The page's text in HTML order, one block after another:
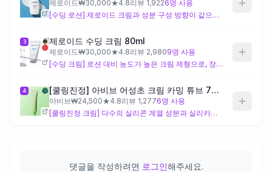
제로이드₩30,000★4.8리뷰 1,9226명 사용
[수딩 로션] 제로이드 크림과 성분 구성 방향이 같으면서 제형만 로션으로 가벼운 선택지로, 여름철 유분이 부담스러운 민감 지성 피부에 무거운 마무리 없이 진정 단계를 마치고 싶을 때 적합해요. 크림 대비 텍스처가 묽어 보습 지속감이 상대적으로 낮을 수 있어, 실내 에어컨 등 건조 환경이 잦은 경우에는 크림과의 비교 사용이 도움이 될 수 있어요.
3 제로이드 수딩 크림 80ml
제로이드₩30,000★4.8리뷰 2,9809명 사용
[수딩 크림] 로션 대비 농도가 높은 크림 제형으로, 장벽 지지 성분이 보다 풍부하게 공급되도록 설계되어 진정 기초루틴의 마무리 단계로 쓰기 좋아요. 다만 유성 성분이 포함된 크림 제형이라 피지 분비가 많은 날이나 여름 고온 다습한 환경에서는 밀림이 느껴질 수 있어, 본인의 피지량에 따라 로션과 비교해 선택하는 것이 좋아요.
4 [쿨링진정] 아비브 어성초 크림 카밍 튜브 75ml
아비브₩24,500★4.8리뷰 1,2776명 사용
[쿨링진정 크림] 다수의 실리콘 계열 성분과 실리카가 베이스를 구성해 가볍고 보송한 사용감으로 설계된 크림으로, 이 제품에만 있는 나이아신아마이드·알란토인·세라마이드엔피가 진정과 장벽 보강을 동시에 지원해요. 여름 지성 민감 피부에 기름지지 않게 마무리되는 방향으로 설계되어 있지만, 실리콘 계열 성분에 민감하게 반응하는 피부라면 주의가 필요해요.
댓글을 작성하려면 로그인해주세요.